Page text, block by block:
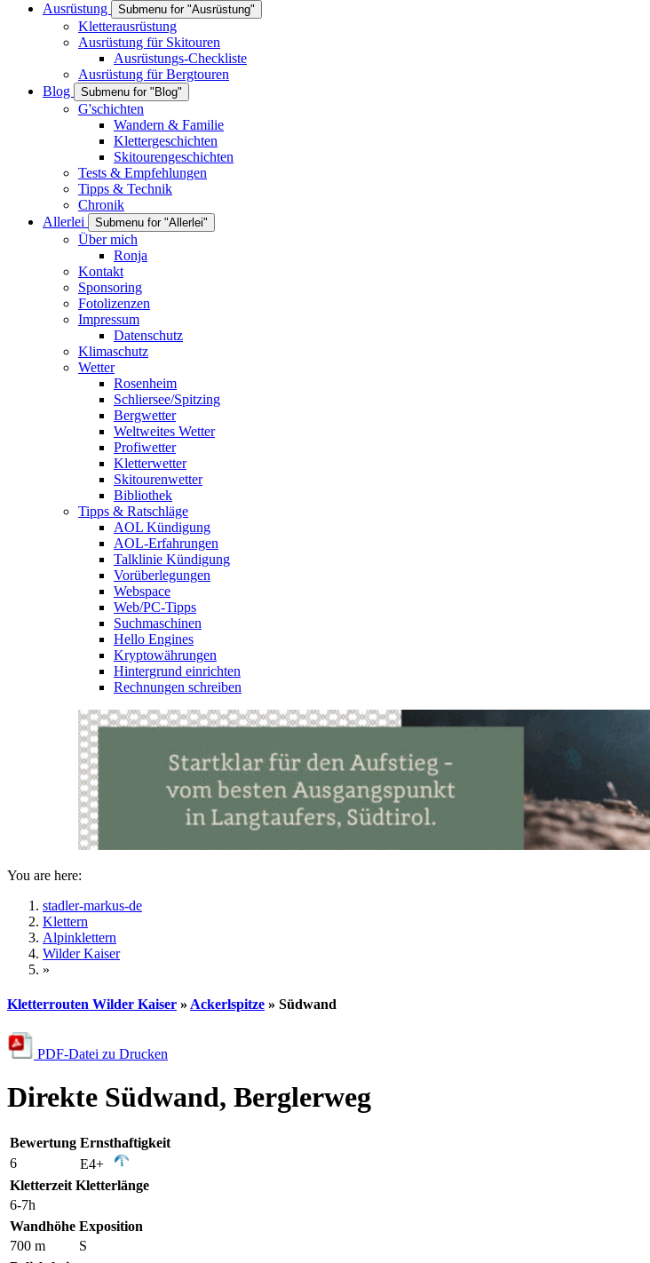
Ausrüstung
Submenu for "Ausrüstung"
Kletterausrüstung
Ausrüstung für Skitouren
Ausrüstungs-Checkliste
Ausrüstung für Bergtouren
Blog
Submenu for "Blog"
G'schichten
Wandern & Familie
Klettergeschichten
Skitourengeschichten
Tests & Empfehlungen
Tipps & Technik
Chronik
Allerlei
Submenu for "Allerlei"
Über mich
Ronja
Kontakt
Sponsoring
Fotolizenzen
Impressum
Datenschutz
Klimaschutz
Wetter
Rosenheim
Schliersee/Spitzing
Bergwetter
Weltweites Wetter
Profiwetter
Kletterwetter
Skitourenwetter
Bibliothek
Tipps & Ratschläge
AOL Kündigung
AOL-Erfahrungen
Talklinie Kündigung
Vorüberlegungen
Webspace
Web/PC-Tipps
Suchmaschinen
Hello Engines
Kryptowährungen
Hintergrund einrichten
Rechnungen schreiben
You are here:
stadler-markus-de
Klettern
Alpinklettern
Wilder Kaiser
»
Kletterrouten Wilder Kaiser » Ackerlspitze » Südwand
PDF-Datei zu Drucken
Direkte Südwand, Berglerweg
Bewertung Ernsthaftigkeit
6
E4+
Kletterzeit Kletterlänge
6-7h
Wandhöhe Exposition
700 m
S